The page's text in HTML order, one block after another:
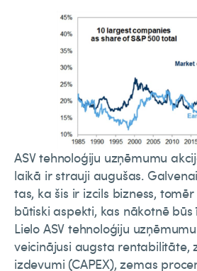
ASV tehnoloģiju uzņēmumu
laikā ir strauji augušas.
tas, ka šis ir izcils bizness,
būtiski aspekti, kas nākotnē
Lielo ASV tehnoloģiju
veicinājusi augsta rentabilitāte,
izdevumi (CAPEX), zemas